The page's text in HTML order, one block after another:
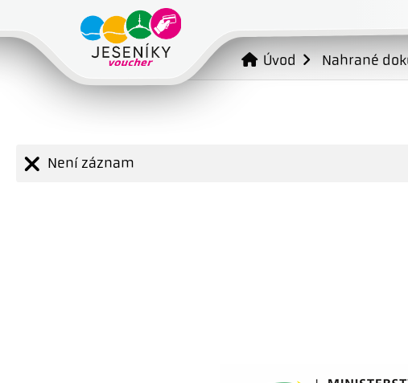
Úvod Nahrané
Není záznam